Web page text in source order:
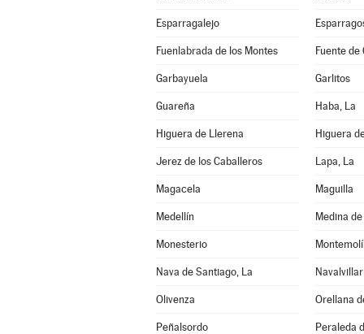
Esparragalejo
Fuenlabrada de los Montes Fuente de
Garbayuela Garlitos
Guareña Haba, La
Higuera de Llerena Higuera
Jerez de los Caballeros Lapa, La
Magacela Maguilla
Medellín Medina
Monesterio
Nava de Santiago, La
Olivenza Orellana
Peñalsordo Peraleda